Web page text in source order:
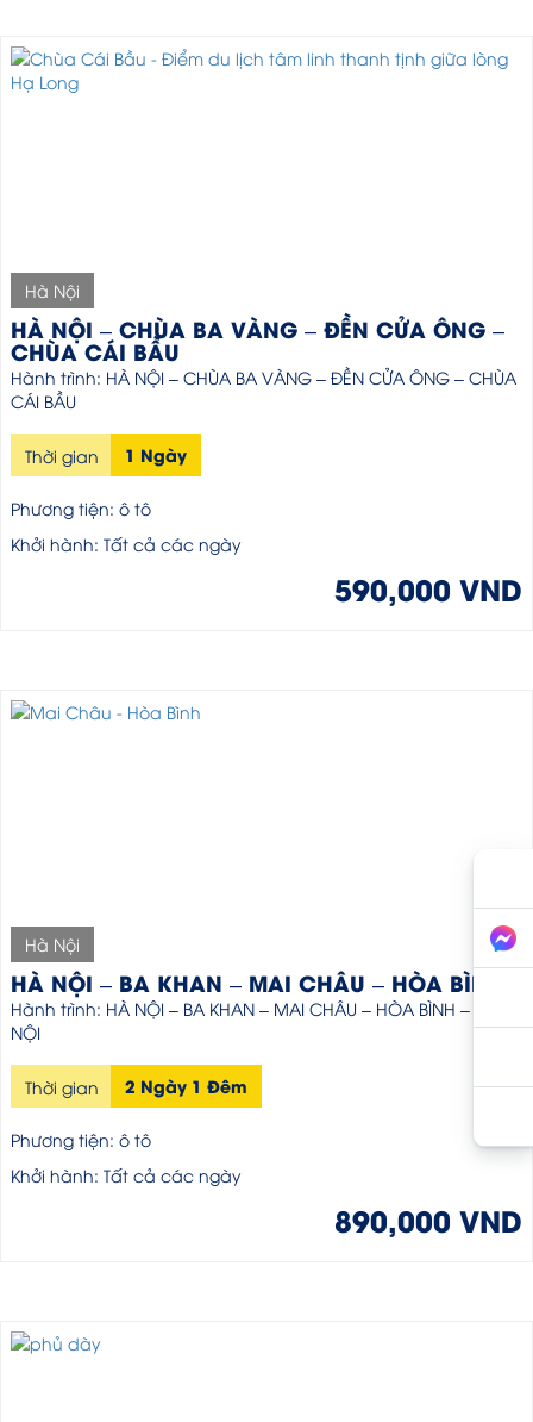
Hà Nội
HÀ NỘI – CHÙA BA VÀNG – ĐỀN CỬA ÔNG –
CHÙA CÁI BẦU
Hành trình: HÀ NỘI – CHÙA BA VÀNG – ĐỀN CỬA ÔNG – CHÙA
CÁI BẦU
Thời gian 1 Ngày
Phương tiện: ô tô
Khởi hành: Tất cả các ngày
590,000 VND
Hà Nội
HÀ NỘI – BA KHAN – MAI CHÂU – HÒA BÌNH
Hành trình: HÀ NỘI – BA KHAN – MAI CHÂU – HÒA BÌNH – HÀ
NỘI
Thời gian 2 Ngày 1 Đêm
Phương tiện: ô tô
Khởi hành: Tất cả các ngày
890,000 VND